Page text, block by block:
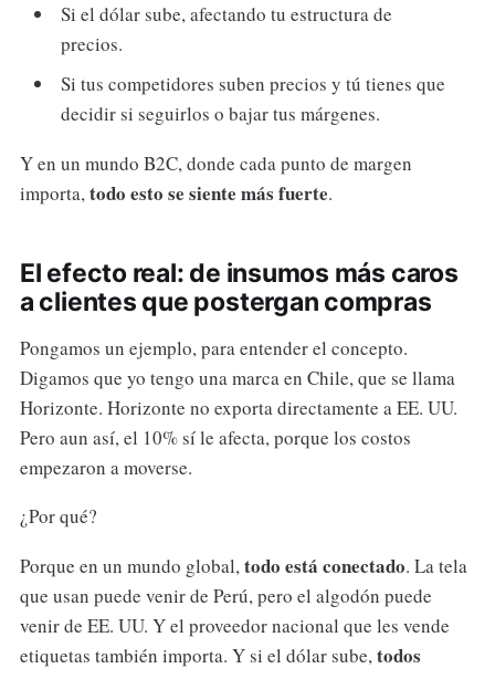
Si el dólar sube, afectando tu estructura de
precios.
Si tus competidores suben precios y tú tienes que
decidir si seguirlos o bajar tus márgenes.
Y en un mundo B2C, donde cada punto de margen
importa, todo esto se siente más fuerte.
El efecto real: de insumos más caros
a clientes que postergan compras
Pongamos un ejemplo, para entender el concepto.
Digamos que yo tengo una marca en Chile, que se llama
Horizonte. Horizonte no exporta directamente a EE. UU.
Pero aun así, el 10% sí le afecta, porque los costos
empezaron a moverse.
¿Por qué?
Porque en un mundo global,todo está conectado. La tela
que usan puede venir de Perú, pero el algodón puede
venir de EE. UU. Y el proveedor nacional que les vende
etiquetas también importa. Y si el dólar sube,todos